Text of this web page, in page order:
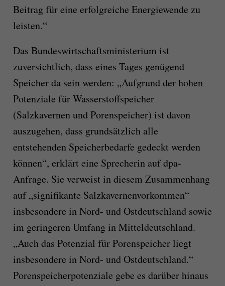
Beitrag für eine erfolgreiche Energiewende zu
leisten.“
Das Bundeswirtschaftsministerium ist
zuversichtlich, dass eines Tages genügend
Speicher da sein werden: „Aufgrund der hohen
Potenziale für Wasserstoffspeicher
(Salzkavernen und Porenspeicher) ist davon
auszugehen, dass grundsätzlich alle
entstehenden Speicherbedarfe gedeckt werden
können“, erklärt eine Sprecherin auf dpa-
Anfrage. Sie verweist in diesem Zusammenhang
auf „signifikante Salzkavernenvorkommen“
insbesondere in Nord- und Ostdeutschland sowie
im geringeren Umfang in Mitteldeutschland.
„Auch das Potenzial für Porenspeicher liegt
insbesondere in Nord- und Ostdeutschland.“
Porenspeicherpotenziale gebe es darüber hinaus